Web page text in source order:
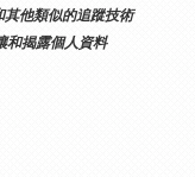
其他類似的追蹤技術
和揭露個人資料